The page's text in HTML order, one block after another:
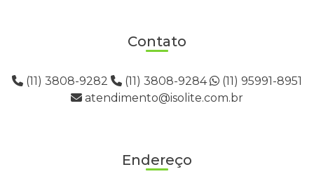
Contato
(11) 3808-9282 (11) 3808-9284
(11) 95991-8951
atendimento@isolite.com.br
Endereço